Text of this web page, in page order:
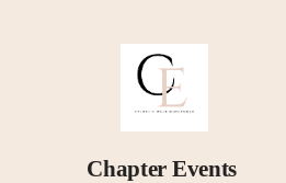
Chapter Events